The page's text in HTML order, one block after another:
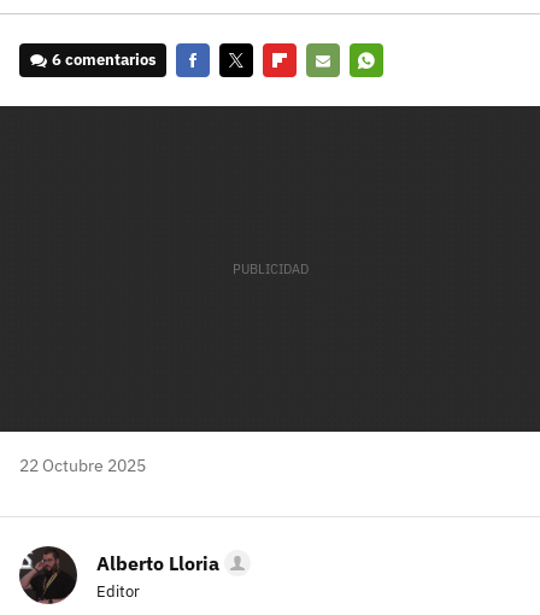
6 comentarios
22 Octubre 2025
Alberto Lloria
Editor